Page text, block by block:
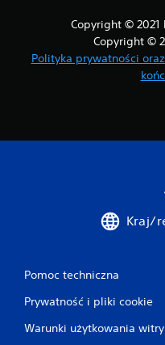
Copyright ©
Copyright ©
Polityka prywatności
Kraj/
Pomoc techniczna
Prywatność i pliki cookie
Warunki użytkowania